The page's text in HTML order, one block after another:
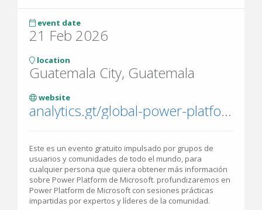
event date
21 Feb 2026
location
Guatemala City, Guatemala
website
analytics.gt/global-power-platform-bootcamp-2026/
Este es un evento gratuito impulsado por grupos de
usuarios y comunidades de todo el mundo, para
cualquier persona que quiera obtener más información
sobre Power Platform de Microsoft. profundizaremos en
Power Platform de Microsoft con sesiones prácticas
impartidas por expertos y líderes de la comunidad.